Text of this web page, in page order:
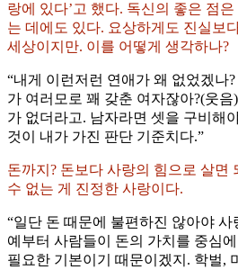
랑에 있다’고 했다. 독신의 좋은 점
는 데에도 있다. 요상하게도 진실보
세상이지만. 이를 어떻게 생각하나?
“내게 이런저런 연애가 왜 없었겠나
가 여러모로 꽤 갖춘 여자잖아?(웃
가 없더라고. 남자라면 셋을 구비해
것이 내가 가진 판단 기준치다.”
돈까지? 돈보다 사랑의 힘으로 살면
수 없는 게 진정한 사랑이다.
“일단 돈 때문에 불편하진 않아야
예부터 사람들이 돈의 가치를 중심
필요한 기본이기 때문이겠지. 학벌,